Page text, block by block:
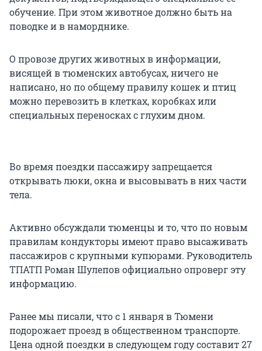
обучение. При этом животное должно быть на
поводке и в наморднике.
О провозе других животных в информации,
висящей в тюменских автобусах, ничего не
написано, но по общему правилу кошек и птиц
можно перевозить в клетках, коробках или
специальных переносках с глухим дном.
Во время поездки пассажиру запрещается
открывать люки, окна и высовывать в них части
тела.
Активно обсуждали тюменцы и то, что по новым
правилам кондукторы имеют право высаживать
пассажиров с крупными купюрами. Руководитель
ТПАТП Роман Шулепов официально опроверг эту
информацию.
Ранее мы писали, что с 1 января в Тюмени
подорожает проезд в общественном транспорте.
Цена одной поездки в следующем году составит 27